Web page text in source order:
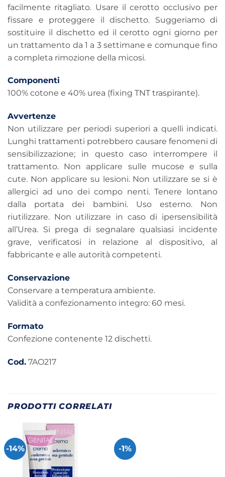
facilmente ritagliato. Usare il cerotto occlusivo per
fissare e proteggere il dischetto. Suggeriamo di
sostituire il dischetto ed il cerotto ogni giorno per
un trattamento da 1 a 3 settimane e comunque fino
a completa rimozione della micosi.
Componenti
100% cotone e 40% urea (fixing TNT traspirante).
Avvertenze
Non utilizzare per periodi superiori a quelli indicati.
Lunghi trattamenti potrebbero causare fenomeni di
sensibilizzazione; in questo caso interrompere il
trattamento. Non applicare sulle mucose e sulla
cute. Non applicare su lesioni. Non utilizzare se si è
allergici ad uno dei compo nenti. Tenere lontano
dalla portata dei bambini. Uso esterno. Non
riutilizzare. Non utilizzare in caso di ipersensibilità
all’Urea. Si prega di segnalare qualsiasi incidente
grave, verificatosi in relazione al dispositivo, al
fabbricante e alle autorità competenti.
Conservazione
Conservare a temperatura ambiente.
Validità a confezionamento integro: 60 mesi.
Formato
Confezione contenente 12 dischetti.
Cod. 7AO217
PRODOTTI CORRELATI
-14% -1%